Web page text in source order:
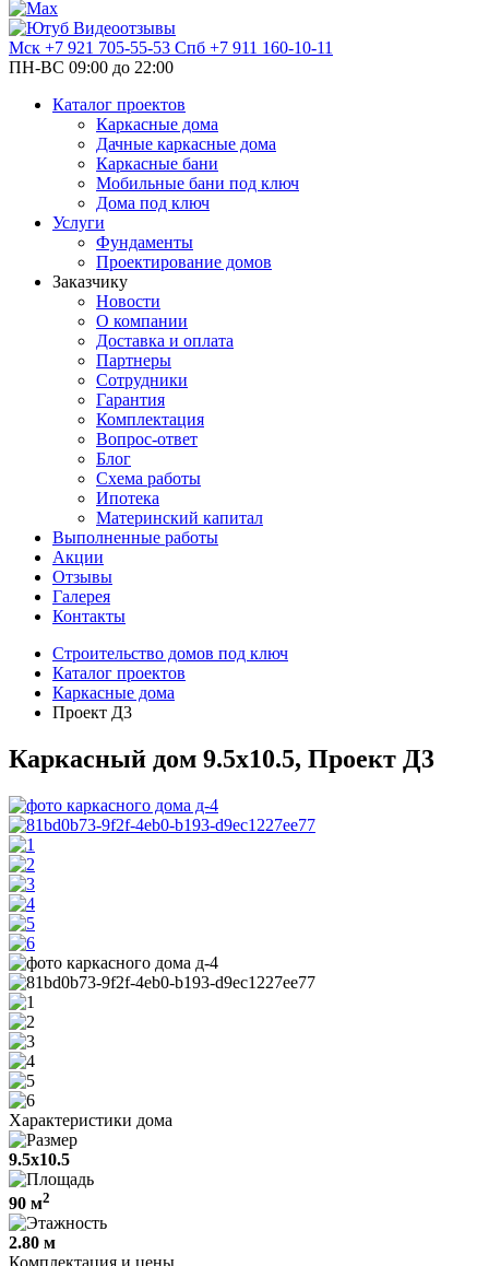
Видеоотзывы
Мск +7 921 705-55-53 Спб +7 911 160-10-11
ПН-ВС 09:00 до 22:00
Каталог проектов
Каркасные дома
Дачные каркасные дома
Каркасные бани
Мобильные бани под ключ
Дома под ключ
Услуги
Фундаменты
Проектирование домов
Заказчику
Новости
О компании
Доставка и оплата
Партнеры
Сотрудники
Гарантия
Комплектация
Вопрос-ответ
Блог
Схема работы
Ипотека
Материнский капитал
Выполненные работы
Акции
Отзывы
Галерея
Контакты
Строительство домов под ключ
Каталог проектов
Каркасные дома
Проект Д3
Каркасный дом 9.5х10.5, Проект Д3
Характеристики дома
9.5х10.5
90 м2
2.80 м